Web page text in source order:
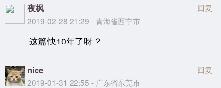
夜枫
2019-02-28 21:29 - 青海省西宁市
回复
这篇快10年了呀？
nice
2019-01-31 22:55 - 广东省东莞市
回复